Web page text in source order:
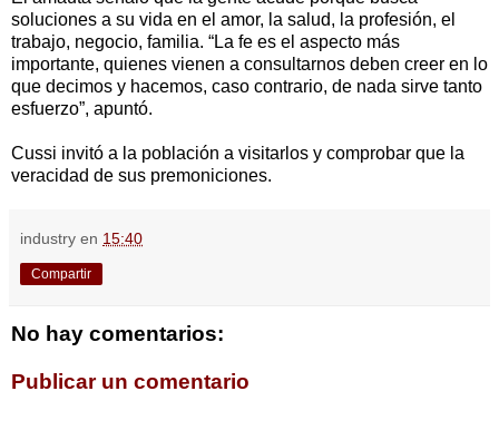
soluciones a su vida en el amor, la salud, la profesión, el
trabajo, negocio, familia. “La fe es el aspecto más
importante, quienes vienen a consultarnos deben creer en lo
que decimos y hacemos, caso contrario, de nada sirve tanto
esfuerzo”, apuntó.
Cussi invitó a la población a visitarlos y comprobar que la
veracidad de sus premoniciones.
industry en 15:40
Compartir
No hay comentarios:
Publicar un comentario